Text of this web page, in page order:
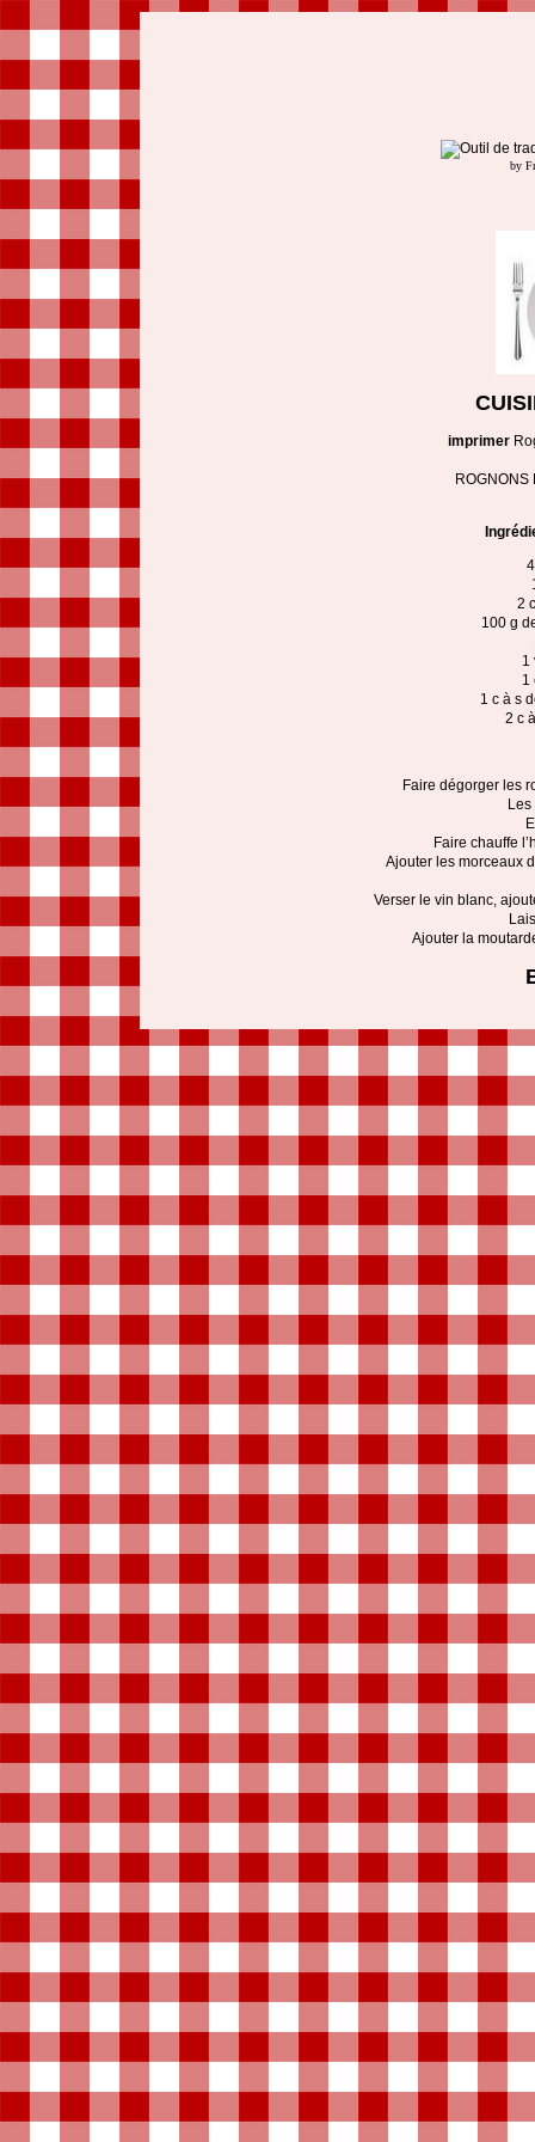
by
imprimer
ROGNONS
2
100 g
1
1
1 c à s
2 c
Faire dégorger les
Faire chauffe
Ajouter les morceaux
Verser le vin blanc,
Ajouter la